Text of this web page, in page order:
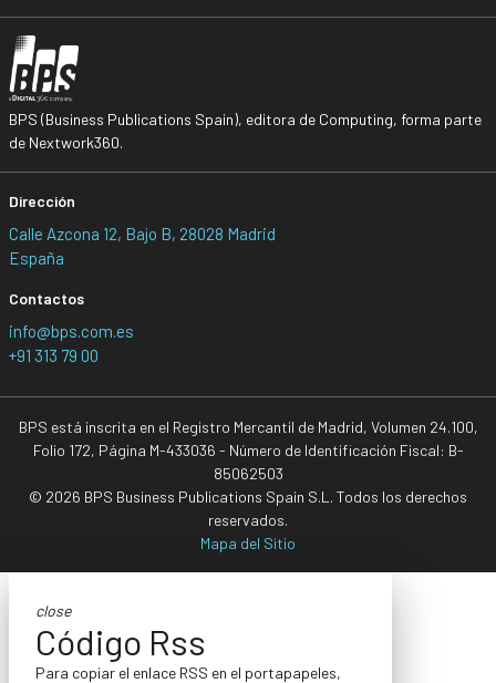
BPS (Business Publications Spain), editora de Computing, forma parte
de Nextwork360.
Dirección
Calle Azcona 12, Bajo B, 28028 Madrid
España
Contactos
info@bps.com.es
+91 313 79 00
BPS está inscrita en el Registro Mercantil de Madrid, Volumen 24.100,
Folio 172, Página M-433036 - Número de Identificación Fiscal: B-
85062503
© 2026 BPS Business Publications Spain S.L. Todos los derechos
reservados.
Mapa del Sitio
close
Código Rss
Para copiar el enlace RSS en el portapapeles,